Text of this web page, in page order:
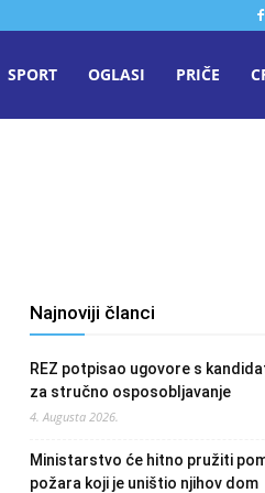
SPORT OGLASI PRIČE
Najnoviji članci
REZ potpisao ugovore s
za stručno osposobljavanje
4. Augusta 2026.
Ministarstvo će hitno pružiti
požara koji je uništio njihov dom